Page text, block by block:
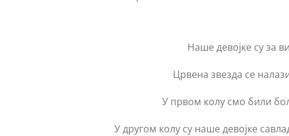
Наше девојке су за
Црвена звезда се
У првом колу смо били
У другом колу су наше девојке